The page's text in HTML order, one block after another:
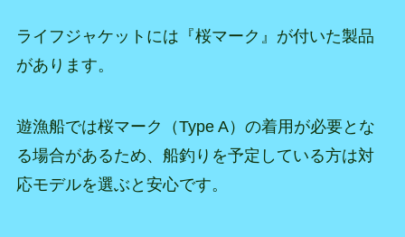
ライフジャケットには『桜マーク』が付いた製品
があります。
遊漁船では桜マーク（Type A）の着用が必要とな
る場合があるため、船釣りを予定している方は対
応モデルを選ぶと安心です。